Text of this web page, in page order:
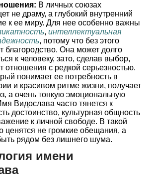
В личных союзах
не драму, а глубокий внутренний
к ее миру. Для нее особенно важны
, интеллектуальная
, потому что без этого
благородство. Она может долго
к человеку, зато, сделав выбор,
отношения с редкой серьезностью.
понимает ее потребность в
и красивом ритме жизни, получает
а очень тонкую эмоциональную
Видослава часто тянется к
достоинство, культурная общность
к личной свободе. В такой
ценятся не громкие обещания, а
рядом без лишнего шума.
имени